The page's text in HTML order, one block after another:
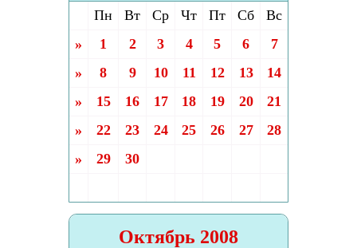
Пн Вт Ср Чт Пт Сб
Вс
»
1 2 3 4 5 6
7
»
8 9 10 11 12 13
14
»
15 16 17 18 19 20
21
»
22 23 24 25 26 27
28
»
29 30
Октябрь 2008